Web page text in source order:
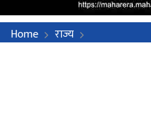
Home राज्य